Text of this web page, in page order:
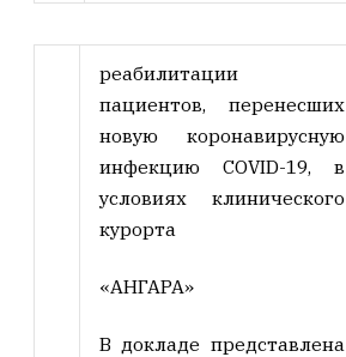
реабилитации
пациентов, перенесших
новую коронавирусную
инфекцию COVID-19, в
условиях клинического
курорта
«АНГАРА»
В докладе представлена